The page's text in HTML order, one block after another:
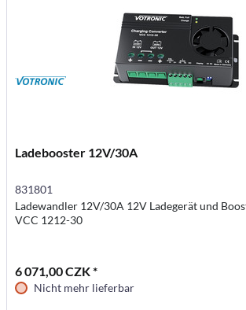
Ladebooster 12V/30A
831801
Ladewandler 12V/30A 12V Ladegerät und
VCC 1212-30
6 071,00 CZK *
Nicht mehr lieferbar